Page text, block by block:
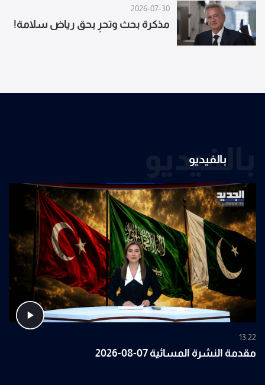
2026-07-30
مذكرة بحث وتحرٍ بحق رياض سلامة!
بالفيديو
بالفيديو
13:22
مقدمة النشرة المسائية 07-08-2026